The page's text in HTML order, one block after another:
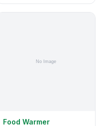
Food Warmer